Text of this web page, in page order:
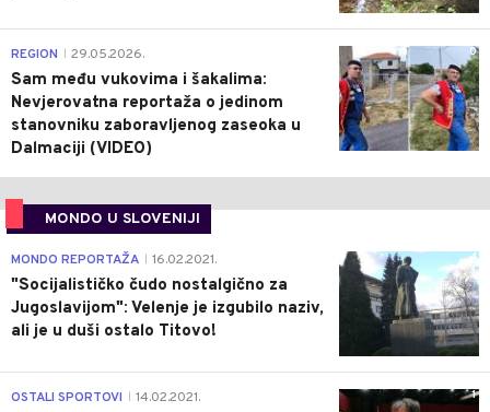
0
REGION 29.05.2026.
Sam među vukovima i šakalima:
Nevjerovatna reportaža o jedinom
stanovniku zaboravljenog zaseoka u
Dalmaciji (VIDEO)
MONDO U SLOVENIJI
4
MONDO REPORTAŽA 16.02.2021.
"Socijalističko čudo nostalgično za
Jugoslavijom": Velenje je izgubilo naziv,
ali je u duši ostalo Titovo!
1
OSTALI SPORTOVI 14.02.2021.